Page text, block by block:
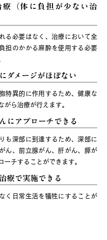
療（体に負担が少ない治
る必要はなく、治療において全
担のかかる麻酔を使用する必要
ダメージがほぼない
特異的に作用するため、健康な
がら治療が行えます。
にアプローチできる
も深部に到達するため、深部に
ん、前立腺がん、肝がん、膵が
ーチすることができます。
療で実施できる
く日常生活を犠牲にすることが